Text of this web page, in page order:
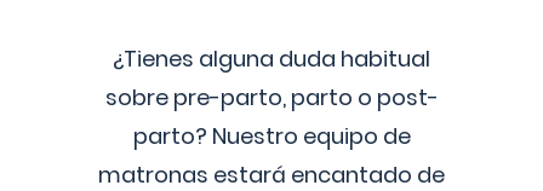
¿Tienes alguna duda habitual
sobre pre-parto, parto o post-
parto? Nuestro equipo de
matronas estará encantado de